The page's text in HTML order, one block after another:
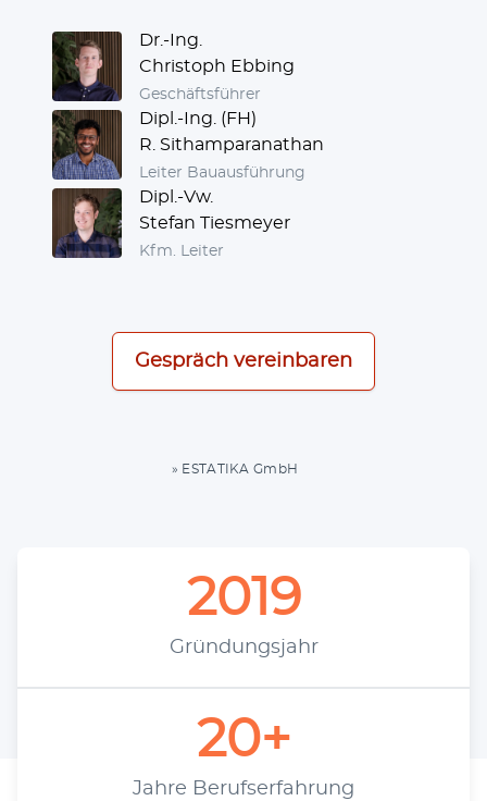
Dr.-Ing.
Christoph Ebbing
Geschäfts­füh­rer
Dipl.-Ing. (FH)
R. Sithamparanathan
Lei­ter Bauausführung
Dipl.-Vw.
Stefan Tiesmeyer
Kfm. Lei­ter
Gespräch ver­ein­ba­ren
» ESTATIKA GmbH
Grün­dungs­jahr
2019
Jah­re Berufserfahrung
20+